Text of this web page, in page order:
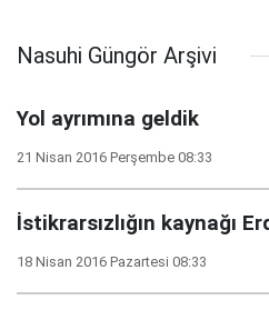
Nasuhi Güngör Arşivi
Yol ayrımına geldik
21 Nisan 2016 Perşembe 08:33
İstikrarsızlığın kaynağı
18 Nisan 2016 Pazartesi 08:33